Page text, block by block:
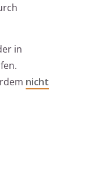
in
nicht